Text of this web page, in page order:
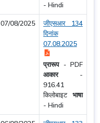
- Hindi
07/08/2025
जीएसआर 134
दिनांक
07.08.2025
प्रारूप- PDF
आकार -
916.41
किलोबाइट भाषा
- Hindi